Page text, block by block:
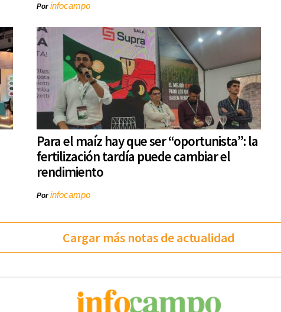
Porinfocampo
Para el maíz hay que ser “oportunista”: la
fertilización tardía puede cambiar el
rendimiento
Porinfocampo
Cargar más notas de actualidad